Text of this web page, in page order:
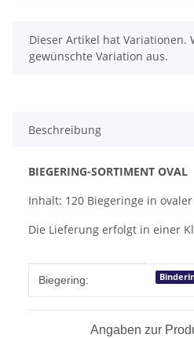
x
Dieser Artikel hat Variationen.
gewünschte Variation aus.
Beschreibung
BIEGERING-SORTIMENT OVAL
Inhalt: 120 Biegeringe in ovaler
Die Lieferung erfolgt in einer
Produkteigenschaft
Wert
Biegering:
Angaben zur